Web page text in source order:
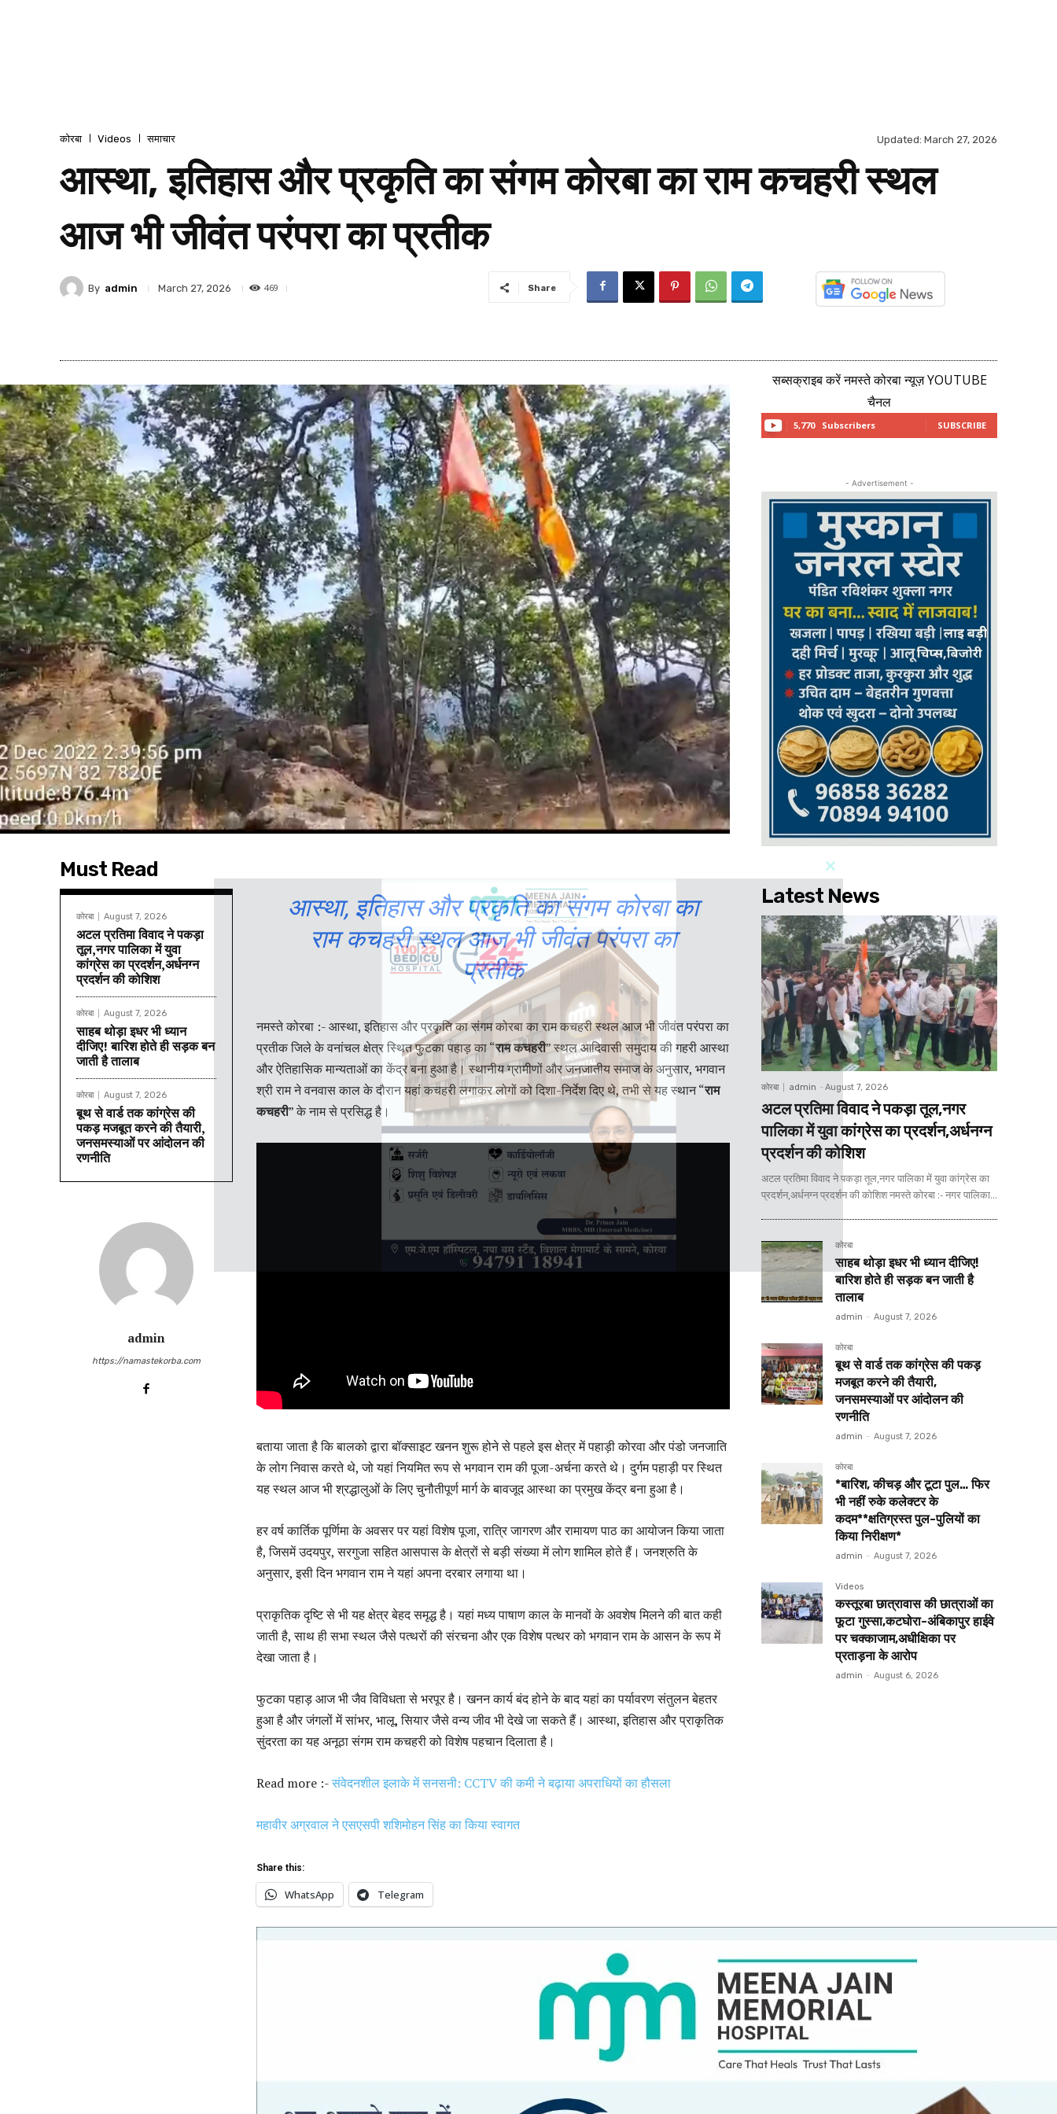
कोरबा Videos समाचार Updated: March 27, 2026
आस्था, इतिहास और प्रकृति का संगम कोरबा का राम कचहरी स्थल
आज भी जीवंत परंपरा का प्रतीक
By admin March 27, 2026 469 Share
Must Read
कोरबा August 7, 2026
अटल प्रतिमा विवाद ने पकड़ा
तूल,नगर पालिका में युवा
कांग्रेस का प्रदर्शन,अर्धनग्न
प्रदर्शन की कोशिश
कोरबा August 7, 2026
साहब थोड़ा इधर भी ध्यान
दीजिए! बारिश होते ही सड़क बन
जाती है तालाब
कोरबा August 7, 2026
बूथ से वार्ड तक कांग्रेस की
पकड़ मजबूत करने की तैयारी,
जनसमस्याओं पर आंदोलन की
रणनीति
admin
https://namastekorba.com
आस्था, इतिहास और प्रकृति का संगम कोरबा का
राम कचहरी स्थल आज भी जीवंत परंपरा का
प्रतीक
नमस्ते कोरबा :- आस्था, इतिहास और प्रकृति का संगम कोरबा का राम कचहरी स्थल आज भी जीवंत परंपरा का
प्रतीक जिले के वनांचल क्षेत्र स्थित फुटका पहाड़ का “राम कचहरी” स्थल आदिवासी समुदाय की गहरी आस्था
और ऐतिहासिक मान्यताओं का केंद्र बना हुआ है। स्थानीय ग्रामीणों और जनजातीय समाज के अनुसार, भगवान
श्री राम ने वनवास काल के दौरान यहां कचहरी लगाकर लोगों को दिशा-निर्देश दिए थे, तभी से यह स्थान “राम
कचहरी” के नाम से प्रसिद्ध है।
बताया जाता है कि बालको द्वारा बॉक्साइट खनन शुरू होने से पहले इस क्षेत्र में पहाड़ी कोरवा और पंडो जनजाति
के लोग निवास करते थे, जो यहां नियमित रूप से भगवान राम की पूजा-अर्चना करते थे। दुर्गम पहाड़ी पर स्थित
यह स्थल आज भी श्रद्धालुओं के लिए चुनौतीपूर्ण मार्ग के बावजूद आस्था का प्रमुख केंद्र बना हुआ है।
हर वर्ष कार्तिक पूर्णिमा के अवसर पर यहां विशेष पूजा, रात्रि जागरण और रामायण पाठ का आयोजन किया जाता
है, जिसमें उदयपुर, सरगुजा सहित आसपास के क्षेत्रों से बड़ी संख्या में लोग शामिल होते हैं। जनश्रुति के
अनुसार, इसी दिन भगवान राम ने यहां अपना दरबार लगाया था।
प्राकृतिक दृष्टि से भी यह क्षेत्र बेहद समृद्ध है। यहां मध्य पाषाण काल के मानवों के अवशेष मिलने की बात कही
जाती है, साथ ही सभा स्थल जैसे पत्थरों की संरचना और एक विशेष पत्थर को भगवान राम के आसन के रूप में
देखा जाता है।
फुटका पहाड़ आज भी जैव विविधता से भरपूर है। खनन कार्य बंद होने के बाद यहां का पर्यावरण संतुलन बेहतर
हुआ है और जंगलों में सांभर, भालू, सियार जैसे वन्य जीव भी देखे जा सकते हैं। आस्था, इतिहास और प्राकृतिक
सुंदरता का यह अनूठा संगम राम कचहरी को विशेष पहचान दिलाता है।
Read more :-संवेदनशील इलाके में सनसनी: CCTV की कमी ने बढ़ाया अपराधियों का हौसला
महावीर अग्रवाल ने एसएसपी शशिमोहन सिंह का किया स्वागत
Share this:
WhatsApp Telegram
सब्सक्राइब करें नमस्ते कोरबा न्यूज़ YOUTUBE
चैनल
5,770 Subscribers SUBSCRIBE
- Advertisement -
Latest News
कोरबा admin - August 7, 2026
अटल प्रतिमा विवाद ने पकड़ा तूल,नगर
पालिका में युवा कांग्रेस का प्रदर्शन,अर्धनग्न
प्रदर्शन की कोशिश
अटल प्रतिमा विवाद ने पकड़ा तूल,नगर पालिका में युवा कांग्रेस का
प्रदर्शन,अर्धनग्न प्रदर्शन की कोशिश नमस्ते कोरबा :- नगर पालिका...
कोरबा
साहब थोड़ा इधर भी ध्यान दीजिए!
बारिश होते ही सड़क बन जाती है
तालाब
admin - August 7, 2026
कोरबा
बूथ से वार्ड तक कांग्रेस की पकड़
मजबूत करने की तैयारी,
जनसमस्याओं पर आंदोलन की
रणनीति
admin - August 7, 2026
कोरबा
*बारिश, कीचड़ और टूटा पुल… फिर
भी नहीं रुके कलेक्टर के
कदम**क्षतिग्रस्त पुल-पुलियों का
किया निरीक्षण*
admin - August 7, 2026
Videos
कस्तूरबा छात्रावास की छात्राओं का
फूटा गुस्सा,कटघोरा-अंबिकापुर हाईवे
पर चक्काजाम,अधीक्षिका पर
प्रताड़ना के आरोप
admin - August 6, 2026